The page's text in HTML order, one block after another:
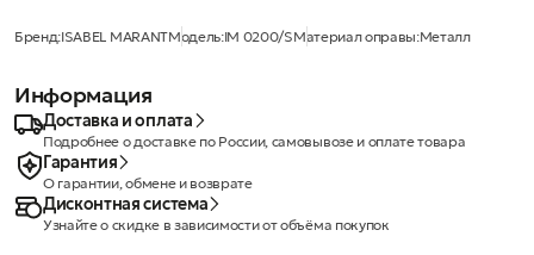
Бренд:ISABEL MARANTМодель:IM 0200/SМатериал оправы:Металл
Информация
Доставка и оплата
Подробнее о доставке по России, самовывозе и оплате товара
Гарантия
О гарантии, обмене и возврате
Дисконтная система
Узнайте о скидке в зависимости от объёма покупок